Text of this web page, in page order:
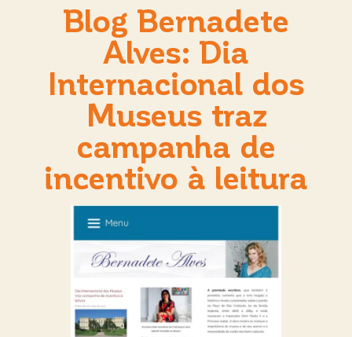
Blog Bernadete
Alves: Dia
Internacional dos
Museus traz
campanha de
incentivo à leitura